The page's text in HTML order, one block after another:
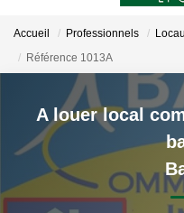
Qui
Accueil Professionnels
Référence 1013A
A louer local